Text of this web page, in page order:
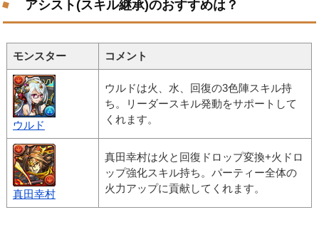
アシスト(スキル継承)のおすすめは？
モンスター コメント
ウルド
ウルドは火、水、回復の3色陣スキル持
ち。リーダースキル発動をサポートして
くれます。
真田幸村
真田幸村は火と回復ドロップ変換+火ドロ
ップ強化スキル持ち。パーティー全体の
火力アップに貢献してくれます。